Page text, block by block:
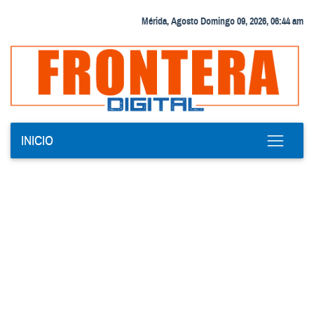
Mérida, Agosto Domingo 09, 2026, 06:44 am
INICIO